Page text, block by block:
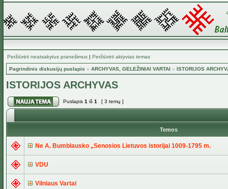
Peržiūrėti neatsakytus pranešimus | Peržiūrėti aktyvias temas
Pagrindinis diskusijų puslapis » ARCHYVAS, GELEŽINIAI VARTAI » ISTORIJOS
ISTORIJOS ARCHYVAS
Puslapis 1 iš 1 [ 3 temų ]
Temos
Ne A. Bumblausko „Senosios Lietuvos istorijai 1009-1795 m.
VDU
Vilniaus Vartai